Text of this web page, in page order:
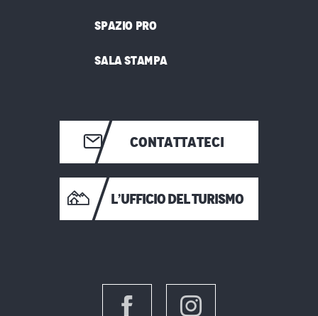
SPAZIO PRO
SALA STAMPA
CONTATTATECI
L’UFFICIO DEL TURISMO